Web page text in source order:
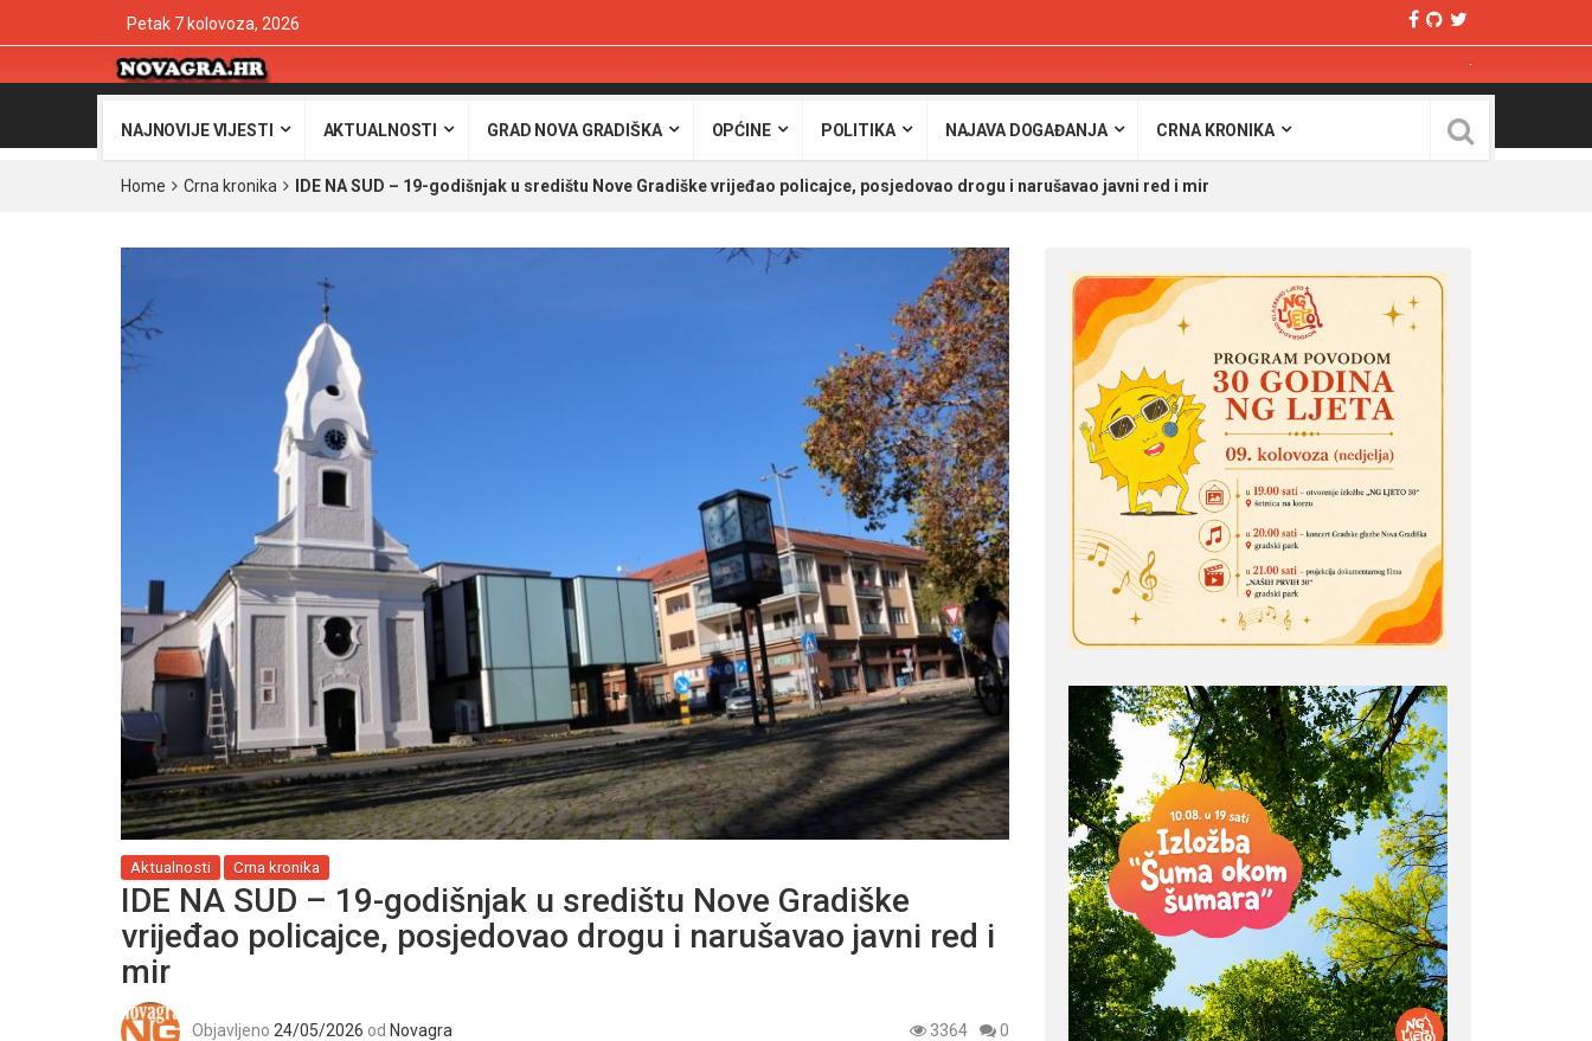
Petak 7 kolovoza, 2026
NAJNOVIJE VIJESTI AKTUALNOSTI GRAD NOVA GRADIŠKA OPĆINE POLITIKA NAJAVA DOGAĐANJA CRNA KRONIKA
Home Crna kronika IDE NA SUD – 19-godišnjak u središtu Nove Gradiške vrijeđao policajce, posjedovao drogu i narušavao javni red i mir
Aktualnosti Crna kronika
IDE NA SUD – 19-godišnjak u središtu Nove Gradiške
vrijeđao policajce, posjedovao drogu i narušavao javni red i
mir
Objavljeno 24/05/2026 od Novagra 3364 0